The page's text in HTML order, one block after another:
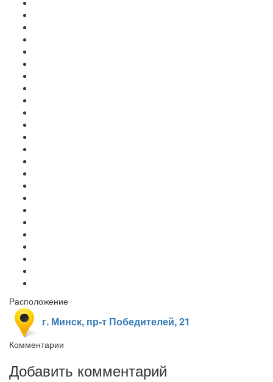
Расположение
г. Минск, пр-т Победителей, 21
Комментарии
Добавить комментарий